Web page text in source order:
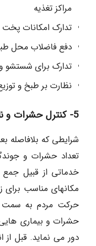
مراکز تغذیه
تدارک امکانات
دفع فاضلاب محل
تدارک برای شستشو
نظارت بر طبخ و
5- کنترل حشرات و ناقلین
شرایطی که بلافاصله
تعداد حشرات و
خدماتی از قبیل
مکانهای مناسب برای
حرکت مردم به سمت
حشرات و بیماری هایی
دور می نماید. قبل از